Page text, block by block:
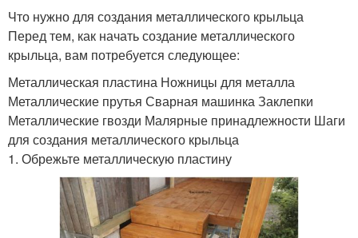
Что нужно для создания металлического крыльца
Перед тем, как начать создание металлического
крыльца, вам потребуется следующее:
Металлическая пластина Ножницы для металла
Металлические прутья Сварная машинка Заклепки
Металлические гвозди Малярные принадлежности Шаги
для создания металлического крыльца
1. Обрежьте металлическую пластину